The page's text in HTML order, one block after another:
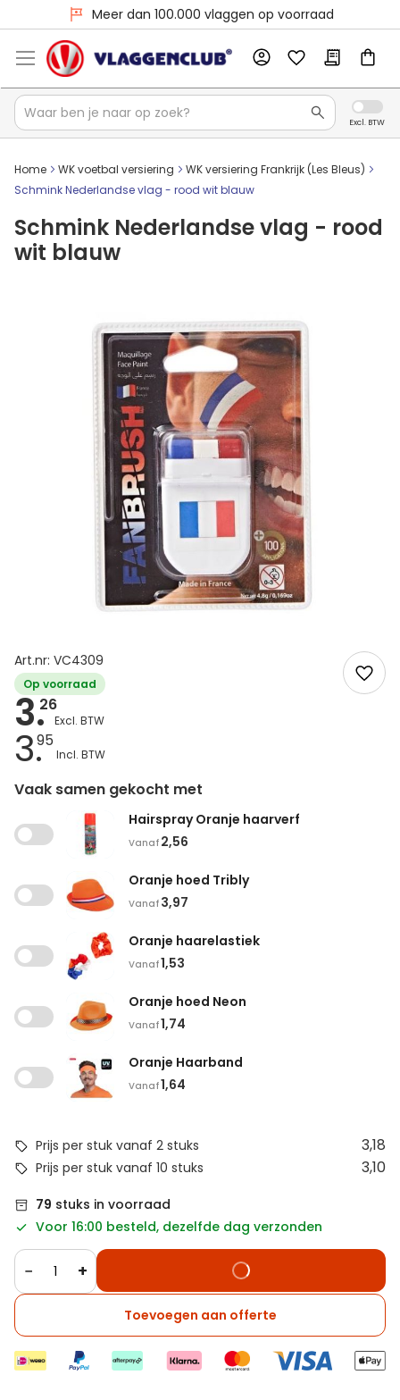
Meer dan 100.000 vlaggen op voorraad
Home WK voetbal versiering
WK versiering Frankrijk (Les Bleus)
Schmink Nederlandse vlag - rood wit blauw
Schmink Nederlandse vlag - rood
wit blauw
Art.nr: VC4309
Op voorraad
3.26
3.95
Vaak samen gekocht met
Hairspray Oranje haarverf
Vanaf 2,56
Oranje hoed Tribly
Vanaf 3,97
Oranje haarelastiek
Vanaf1,53
Oranje hoed Neon
Vanaf1,74
Oranje Haarband
Vanaf1,64
Prijs per stuk vanaf 2 stuks 3,18
Prijs per stuk vanaf 10 stuks 3,10
79 stuks in voorraad
Voor 16:00 besteld, dezelfde dag verzonden
− +
Toevoegen aan offerte